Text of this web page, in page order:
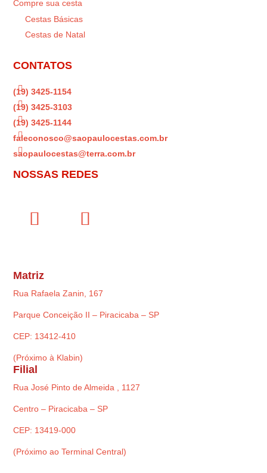
Compre sua cesta
Cestas Básicas
Cestas de Natal
CONTATOS

(19) 3425-1154

(19) 3425-3103

(19) 3425-1144

faleconosco@saopaulocestas.com.br

saopaulocestas@terra.com.br
NOSSAS REDES
Matriz
Rua Rafaela Zanin, 167
Parque Conceição II – Piracicaba – SP
CEP: 13412-410
(Próximo à Klabin)
Filial
Rua José Pinto de Almeida , 1127
Centro – Piracicaba – SP
CEP: 13419-000
(Próximo ao Terminal Central)